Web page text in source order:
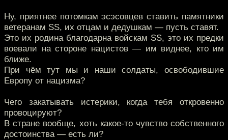
Ну, приятнее потомкам эсэсовцев ставить памятники
ветеранам SS, их отцам и дедушкам — пусть ставят.
Это их родина благодарна войскам SS, это их предки
воевали на стороне нацистов — им виднее, кто им
ближе.
При чём тут мы и наши солдаты, освободившие
Европу от нацизма?
Чего закатывать истерики, когда тебя откровенно
провоцируют?
В стране вообще, хоть какое-то чувство собственного
достоинства — есть ли?